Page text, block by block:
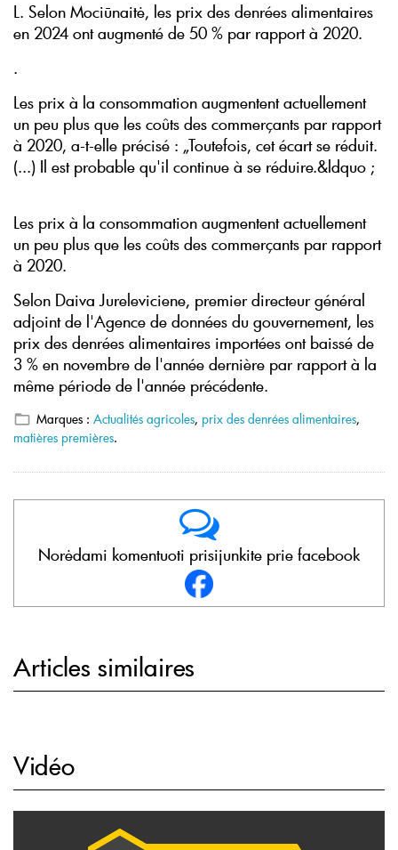
L. Selon Mociūnaitė, les prix des denrées alimentaires
en 2024 ont augmenté de 50 % par rapport à 2020.
.
Les prix à la consommation augmentent actuellement
un peu plus que les coûts des commerçants par rapport
à 2020, a-t-elle précisé : „Toutefois, cet écart se réduit.
(...) Il est probable qu'il continue à se réduire.&ldquo ;
Les prix à la consommation augmentent actuellement
un peu plus que les coûts des commerçants par rapport
à 2020.
Selon Daiva Jureleviciene, premier directeur général
adjoint de l'Agence de données du gouvernement, les
prix des denrées alimentaires importées ont baissé de
3 % en novembre de l'année dernière par rapport à la
même période de l'année précédente.
Marques : Actualités agricoles, prix des denrées alimentaires,
matières premières.
Norėdami komentuoti prisijunkite prie facebook
Articles similaires
Vidéo